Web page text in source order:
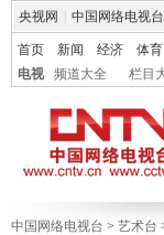
央视网 中国网络电视台
首页 新闻 经济 体育
电视
频道大全 栏目
中国网络电视台 > 艺术台